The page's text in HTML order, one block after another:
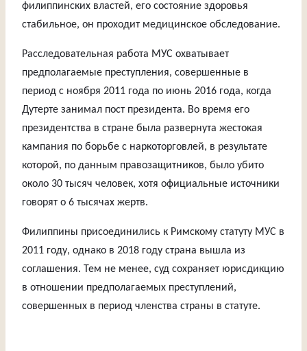
филиппинских властей, его состояние здоровья
стабильное, он проходит медицинское обследование.
Расследовательная работа МУС охватывает
предполагаемые преступления, совершенные в
период с ноября 2011 года по июнь 2016 года, когда
Дутерте занимал пост президента. Во время его
президентства в стране была развернута жестокая
кампания по борьбе с наркоторговлей, в результате
которой, по данным правозащитников, было убито
около 30 тысяч человек, хотя официальные источники
говорят о 6 тысячах жертв.
Филиппины присоединились к Римскому статуту МУС в
2011 году, однако в 2018 году страна вышла из
соглашения. Тем не менее, суд сохраняет юрисдикцию
в отношении предполагаемых преступлений,
совершенных в период членства страны в статуте.